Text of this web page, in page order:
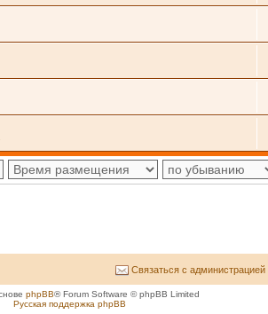
Связаться с администрацией
phpBB® Forum Software © phpBB Limited
Русская поддержка phpBB